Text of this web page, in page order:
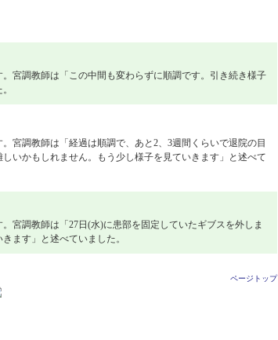
宮調教師は「この中間も変わらずに順調です。引き続き様子
宮調教師は「経過は順調で、あと2、3週間くらいで退院の目
いかもしれません。もう少し様子を見ていきます」と述べて
宮調教師は「27日(水)に患部を固定していたギブスを外しま
ます」と述べていました。
ページトップ